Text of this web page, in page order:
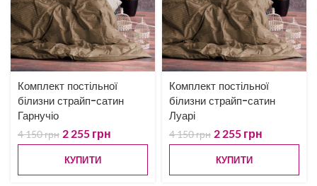
Комплект постільної
білизни страйп-сатин
Гарнучіо
4 150грн 2 255 грн
КУПИТИ
Комплект постільної
білизни страйп-сатин
Луарі
4 150грн 2 255 грн
КУПИТИ